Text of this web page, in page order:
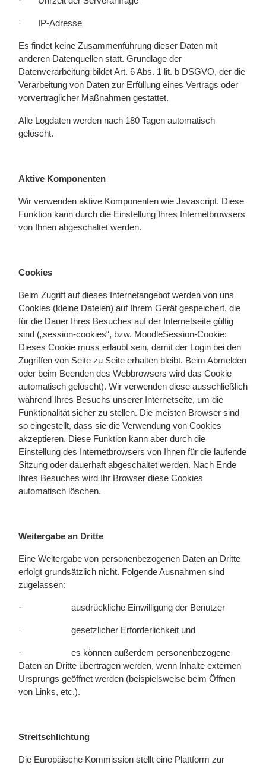
· IP-Adresse
Es findet keine Zusammenführung dieser Daten mit
anderen Datenquellen statt. Grundlage der
Datenverarbeitung bildet Art. 6 Abs. 1 lit. b DSGVO, der die
Verarbeitung von Daten zur Erfüllung eines Vertrags oder
vorvertraglicher Maßnahmen gestattet.
Alle Logdaten werden nach 180 Tagen automatisch
gelöscht.
Aktive Komponenten
Wir verwenden aktive Komponenten wie Javascript. Diese
Funktion kann durch die Einstellung Ihres Internetbrowsers
von Ihnen abgeschaltet werden.
Cookies
Beim Zugriff auf dieses Internetangebot werden von uns
Cookies (kleine Dateien) auf Ihrem Gerät gespeichert, die
für die Dauer Ihres Besuches auf der Internetseite gültig
sind („session-cookies“, bzw. MoodleSession-Cookie:
Dieses Cookie muss erlaubt sein, damit der Login bei den
Zugriffen von Seite zu Seite erhalten bleibt. Beim Abmelden
oder beim Beenden des Webbrowsers wird das Cookie
automatisch gelöscht). Wir verwenden diese ausschließlich
während Ihres Besuchs unserer Internetseite, um die
Funktionalität sicher zu stellen. Die meisten Browser sind
so eingestellt, dass sie die Verwendung von Cookies
akzeptieren. Diese Funktion kann aber durch die
Einstellung des Internetbrowsers von Ihnen für die laufende
Sitzung oder dauerhaft abgeschaltet werden. Nach Ende
Ihres Besuches wird Ihr Browser diese Cookies
automatisch löschen.
Weitergabe an Dritte
Eine Weitergabe von personenbezogenen Daten an Dritte
erfolgt grundsätzlich nicht. Folgende Ausnahmen sind
zugelassen:
· ausdrückliche Einwilligung der Benutzer
· gesetzlicher Erforderlichkeit und
· es können außerdem personenbezogene
Daten an Dritte übertragen werden, wenn Inhalte externen
Ursprungs geöffnet werden (beispielsweise beim Öffnen
von Links, etc.).
Streitschlichtung
Die Europäische Kommission stellt eine Plattform zur